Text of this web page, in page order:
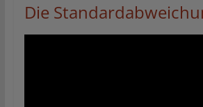
Die